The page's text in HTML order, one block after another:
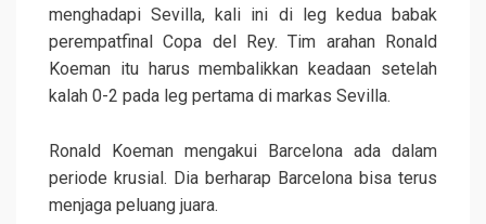
menghadapi Sevilla, kali ini di leg kedua babak
perempatfinal Copa del Rey. Tim arahan Ronald
Koeman itu harus membalikkan keadaan setelah
kalah 0-2 pada leg pertama di markas Sevilla.
Ronald Koeman mengakui Barcelona ada dalam
periode krusial. Dia berharap Barcelona bisa terus
menjaga peluang juara.